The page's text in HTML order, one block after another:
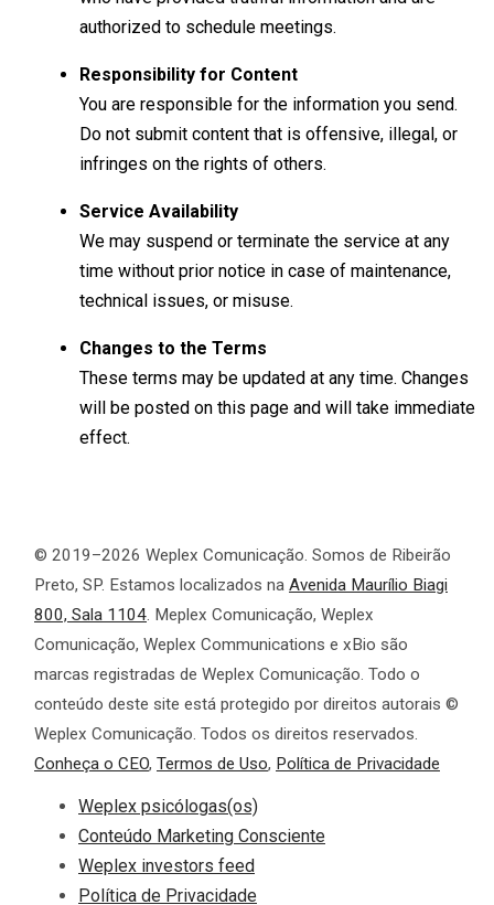
authorized to schedule meetings.
Responsibility for Content
You are responsible for the information you send.
Do not submit content that is offensive, illegal, or
infringes on the rights of others.
Service Availability
We may suspend or terminate the service at any
time without prior notice in case of maintenance,
technical issues, or misuse.
Changes to the Terms
These terms may be updated at any time. Changes
will be posted on this page and will take immediate
effect.
© 2019–2026 Weplex Comunicação. Somos de Ribeirão
Preto, SP. Estamos localizados na Avenida Maurílio Biagi
800, Sala 1104. Meplex Comunicação, Weplex
Comunicação, Weplex Communications e xBio são
marcas registradas de Weplex Comunicação. Todo o
conteúdo deste site está protegido por direitos autorais ©
Weplex Comunicação. Todos os direitos reservados.
Conheça o CEO, Termos de Uso, Política de Privacidade
Weplex psicólogas(os)
Conteúdo Marketing Consciente
Weplex investors feed
Política de Privacidade